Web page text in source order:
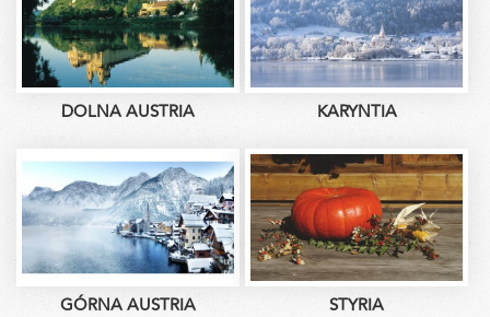
DOLNA AUSTRIA KARYNTIA
GÓRNA AUSTRIA STYRIA